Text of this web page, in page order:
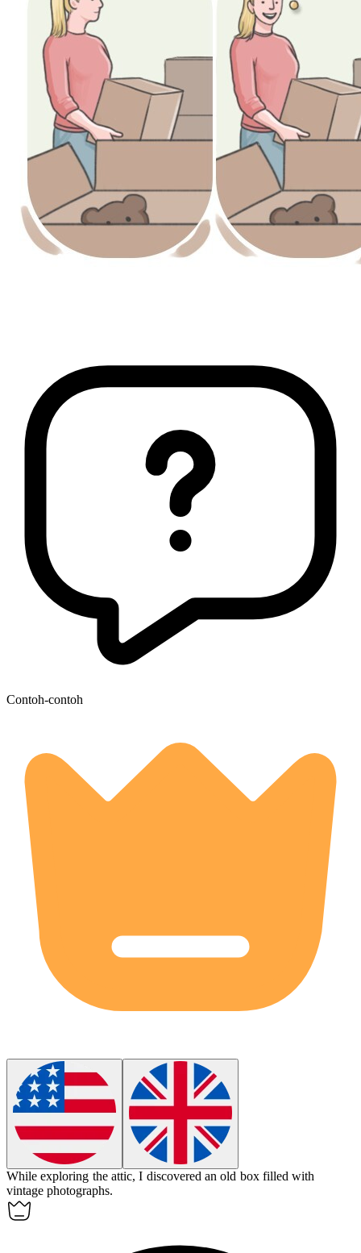
Contoh-contoh
While exploring the attic, I discovered an old box filled with
vintage photographs.